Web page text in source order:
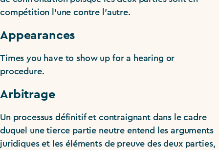
compétition l’une contre l’autre.
Appearances
Times you have to show up for a hearing or
procedure.
Arbitrage
Un processus définitif et contraignant dans le cadre
duquel une tierce partie neutre entend les arguments
juridiques et les éléments de preuve des deux parties,